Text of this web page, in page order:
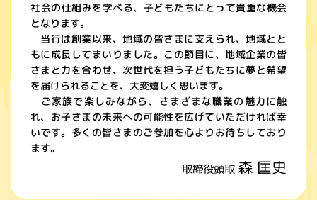
社会の仕組みを学べる、子どもたちにとって貴重な機会
となります。
当行は創業以来、地域の皆さまに支えられ、地域とと
もに成長してまいりました。この節目に、地域企業の皆
さまと力を合わせ、次世代を担う子どもたちに夢と希望
を届けられることを、大変嬉しく思います。
ご家族で楽しみながら、さまざまな職業の魅力に触
れ、お子さまの未来への可能性を広げていただければ幸
いです。多くの皆さまのご参加を心よりお待ちしており
ます。
取締役頭取 森 匡史